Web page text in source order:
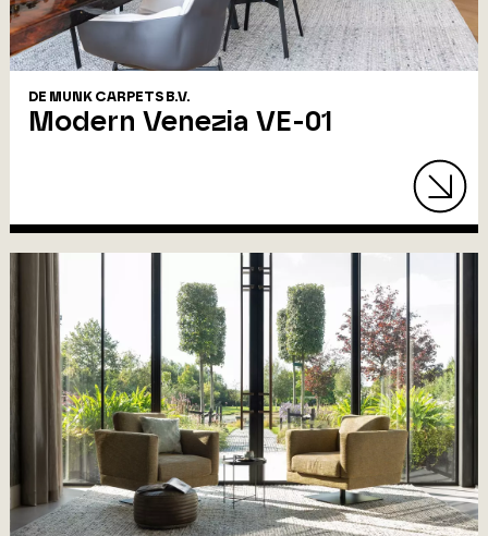
DE MUNK CARPETS B.V.
Modern Venezia VE-01